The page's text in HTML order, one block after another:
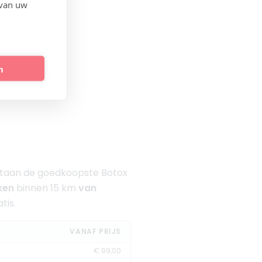
uw
de goedkoopste Botox
binnen 15 km van
VANAF PRIJS
€ 99,00